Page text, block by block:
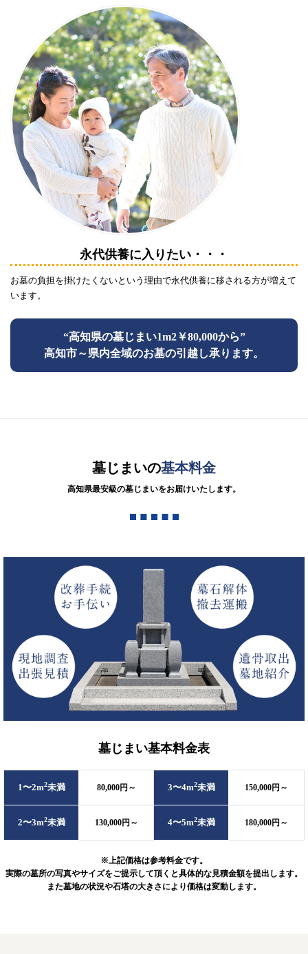
永代供養に入りたい・・・
お墓の負担を掛けたくないという理由で永代供養に移される方が増えて
います。
“高知県の墓じまい1m2￥80,000から”
高知市～県内全域のお墓の引越し承ります。
墓じまいの基本料金
高知県最安級の墓じまいをお届けいたします。
墓じまい基本料金表
1〜2m2未満 80,000円 ～ 3〜4m2未満 150,000円 ～
2〜3m2未満 130,000円 ～ 4〜5m2未満 180,000円 ～
※上記価格は参考料金です。
実際の墓所の写真やサイズをご提示して頂くと具体的な見積金額を提出します。
また墓地の状況や石塔の大きさにより価格は変動します。